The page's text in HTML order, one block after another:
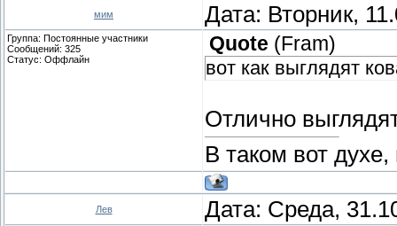
мим Дата: Вторник,
Группа: Постоянные участники
Сообщений: 325
Статус: Оффлайн
Quote (Fram)
вот как выглядят
Отлично
В таком вот духе,
Лев Дата: Среда,